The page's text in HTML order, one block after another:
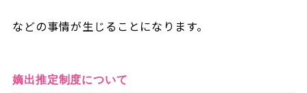
などの事情が生じることになります。
嫡出推定制度について